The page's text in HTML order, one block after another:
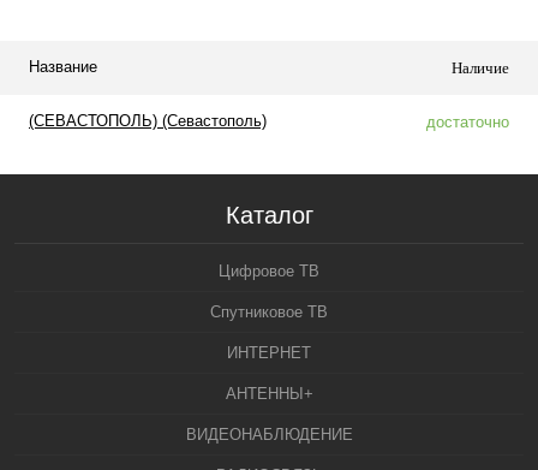
Название Наличие
(СЕВАСТОПОЛЬ) (Севастополь) достаточно
Каталог
Цифровое ТВ
Спутниковое ТВ
ИНТЕРНЕТ
АНТЕННЫ+
ВИДЕОНАБЛЮДЕНИЕ